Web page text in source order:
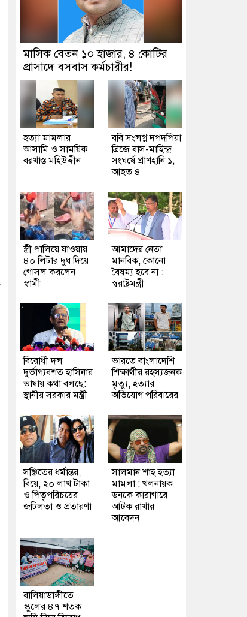
মাসিক বেতন ১০ হাজার, ৪ কোটির
প্রাসাদে বসবাস কর্মচারীর!
হত্যা মামলার
আসামি ও সাময়িক
বরখাস্ত মহিউদ্দীন
ববি সংলগ্ন দপদপিয়া
ব্রিজে বাস-মাহিন্দ্র
সংঘর্ষে প্রাণহানি ১,
আহত ৪
স্ত্রী পালিয়ে যাওয়ায়
৪০ লিটার দুধ দিয়ে
গোসল করলেন
স্বামী
আমাদের নেতা
মানবিক, কোনো
বৈষম্য হবে না :
স্বরাষ্ট্রমন্ত্রী
বিরোধী দল
দুর্ভাগ্যবশত হাসিনার
ভাষায় কথা বলছে:
স্থানীয় সরকার মন্ত্রী
ভারতে বাংলাদেশি
শিক্ষার্থীর রহস্যজনক
মৃত্যু, হত্যার
অভিযোগ পরিবারের
সঞ্জিতের ধর্মান্তর,
বিয়ে, ২০ লাখ টাকা
ও পিতৃপরিচয়ের
জটিলতা ও প্রতারণা
সালমান শাহ হত্যা
মামলা : খলনায়ক
ডনকে কারাগারে
আটক রাখার
আবেদন
বালিয়াডাঙ্গীতে
স্কুলের ৪৭ শতক